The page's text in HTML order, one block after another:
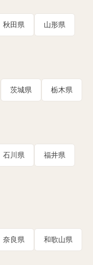
秋田県 山形県
茨城県 栃木県
石川県 福井県
奈良県 和歌山県